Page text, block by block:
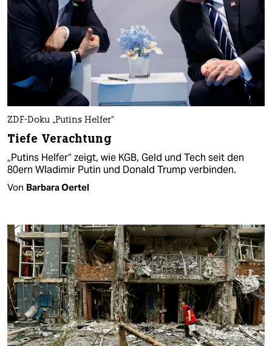
ZDF-Doku „Putins Helfer“
Tiefe Verachtung
„Putins Helfer“ zeigt, wie KGB, Geld und Tech seit den
80ern Wladimir Putin und Donald Trump verbinden.
Von Barbara Oertel